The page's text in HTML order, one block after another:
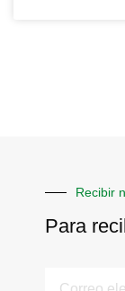
Recibir
Para